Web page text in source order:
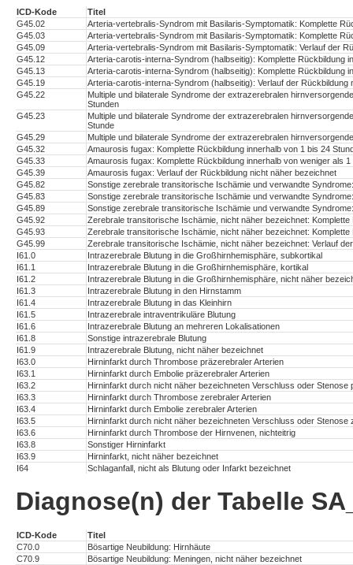
ICD-Kode
Titel
G45.02
Arteria-vertebralis-Syndrom mit Basilaris-Symptomatik: Komplette
G45.03
Arteria-vertebralis-Syndrom mit Basilaris-Symptomatik: Komplette
G45.09
Arteria-vertebralis-Syndrom mit Basilaris-Symptomatik: Verlauf der
G45.12
Arteria-carotis-interna-Syndrom (halbseitig): Komplette Rückbildung
G45.13
Arteria-carotis-interna-Syndrom (halbseitig): Komplette Rückbildung
G45.19
Arteria-carotis-interna-Syndrom (halbseitig): Verlauf der Rückbildung
G45.22
Multiple und bilaterale Syndrome der extrazerebralen
Stunden
G45.23
Multiple und bilaterale Syndrome der extrazerebralen
Stunde
G45.29
Multiple und bilaterale Syndrome der extrazerebralen
G45.32
Amaurosis fugax: Komplette Rückbildung innerhalb von 1 bis 24
G45.33
Amaurosis fugax: Komplette Rückbildung innerhalb von weniger als 1
G45.39
Amaurosis fugax: Verlauf der Rückbildung nicht näher bezeichnet
G45.82
Sonstige zerebrale transitorische Ischämie und verwandte
G45.83
Sonstige zerebrale transitorische Ischämie und verwandte
G45.89
Sonstige zerebrale transitorische Ischämie und verwandte
G45.92
Zerebrale transitorische Ischämie, nicht näher bezeichnet:
G45.93
Zerebrale transitorische Ischämie, nicht näher bezeichnet:
G45.99
Zerebrale transitorische Ischämie, nicht näher bezeichnet: Verlauf
I61.0
Intrazerebrale Blutung in die Großhirnhemisphäre, subkortikal
I61.1
Intrazerebrale Blutung in die Großhirnhemisphäre, kortikal
I61.2
Intrazerebrale Blutung in die Großhirnhemisphäre, nicht näher
I61.3
Intrazerebrale Blutung in den Hirnstamm
I61.4
Intrazerebrale Blutung in das Kleinhirn
I61.5
Intrazerebrale intraventrikuläre Blutung
I61.6
Intrazerebrale Blutung an mehreren Lokalisationen
I61.8
Sonstige intrazerebrale Blutung
I61.9
Intrazerebrale Blutung, nicht näher bezeichnet
I63.0
Hirninfarkt durch Thrombose präzerebraler Arterien
I63.1
Hirninfarkt durch Embolie präzerebraler Arterien
I63.2
Hirninfarkt durch nicht näher bezeichneten Verschluss oder Stenose
I63.3
Hirninfarkt durch Thrombose zerebraler Arterien
I63.4
Hirninfarkt durch Embolie zerebraler Arterien
I63.5
Hirninfarkt durch nicht näher bezeichneten Verschluss oder Stenose
I63.6
Hirninfarkt durch Thrombose der Hirnvenen, nichteitrig
I63.8
Sonstiger Hirninfarkt
I63.9
Hirninfarkt, nicht näher bezeichnet
I64
Schlaganfall, nicht als Blutung oder Infarkt bezeichnet
Diagnose(n) der Tabelle
ICD-Kode
Titel
C70.0
Bösartige Neubildung: Hirnhäute
C70.9
Bösartige Neubildung: Meningen, nicht näher bezeichnet